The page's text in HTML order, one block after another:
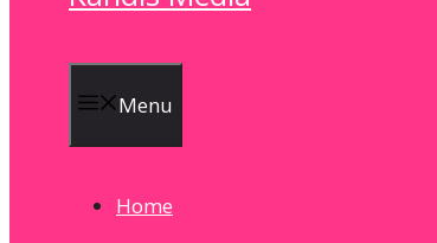
Menu
Home